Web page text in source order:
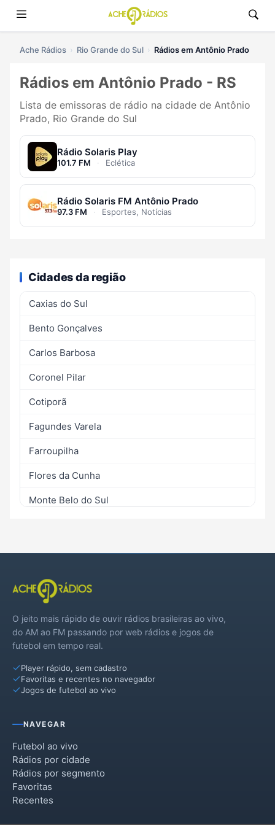
Ache Rádios Rio Grande do Sul Rádios em Antônio Prado
Rádios em Antônio Prado - RS
Lista de emissoras de rádio na cidade de Antônio
Prado, Rio Grande do Sul
Rádio Solaris Play
101.7 FM · Eclética
Rádio Solaris FM Antônio Prado
97.3 FM · Esportes, Notícias
Cidades da região
Caxias do Sul
Bento Gonçalves
Carlos Barbosa
Coronel Pilar
Cotiporã
Fagundes Varela
Farroupilha
Flores da Cunha
Monte Belo do Sul
São Marcos
Veranópolis
Vila Flores
O jeito mais rápido de ouvir rádios brasileiras ao vivo,
do AM ao FM passando por web rádios e jogos de
futebol em tempo real.
Player rápido, sem cadastro
Favoritas e recentes no navegador
Jogos de futebol ao vivo
NAVEGAR
Futebol ao vivo
Rádios por cidade
Rádios por segmento
Favoritas
Recentes